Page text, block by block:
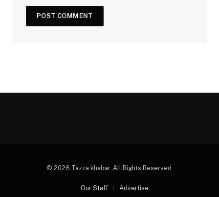
© 2026 Tazza khabar. All Rights Reserved.
Our Staff Advertise